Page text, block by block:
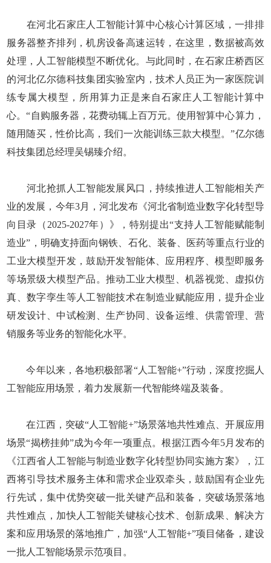
在河北石家庄人工智能计算中心核心计算区域，一排排
服务器整齐排列，机房设备高速运转，在这里，数据被高效
处理，人工智能模型不断优化。与此同时，在石家庄桥西区
的河北亿尔德科技集团实验室内，技术人员正为一家医院训
练专属大模型，所用算力正是来自石家庄人工智能计算中
心。“自购服务器，花费动辄上百万元。使用智算中心算力，
随用随买，性价比高，我们一次能训练三款大模型。”亿尔德
科技集团总经理吴锡臻介绍。
河北抢抓人工智能发展风口，持续推进人工智能相关产
业的发展，今年3月，河北发布《河北省制造业数字化转型导
向目录（2025-2027年）》，特别提出“支持人工智能赋能制
造业”，明确支持面向钢铁、石化、装备、医药等重点行业的
工业大模型开发，鼓励开发智能体、应用程序、模型即服务
等场景级大模型产品。推动工业大模型、机器视觉、虚拟仿
真、数字孪生等人工智能技术在制造业赋能应用，提升企业
研发设计、中试检测、生产协同、设备运维、供需管理、营
销服务等业务的智能化水平。
今年以来，各地积极部署“人工智能+”行动，深度挖掘人
工智能应用场景，着力发展新一代智能终端及装备。
在江西，突破“人工智能+”场景落地共性难点、开展应用
场景“揭榜挂帅”成为今年一项重点。根据江西今年5月发布的
《江西省人工智能与制造业数字化转型协同实施方案》，江
西将引导技术服务主体和需求企业双牵头，鼓励国有企业先
行先试，集中优势突破一批关键产品和装备，突破场景落地
共性难点，加快人工智能关键核心技术、创新成果、解决方
案和应用场景的落地推广，加强“人工智能+”项目储备，建设
一批人工智能场景示范项目。